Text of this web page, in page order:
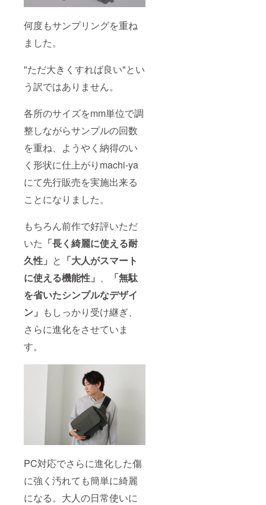
何度もサンプリングを重ね
ました。
"ただ大きくすれば良い"とい
う訳ではありません。
各所のサイズをmm単位で調
整しながらサンプルの回数
を重ね、ようやく納得のい
く形状に仕上がりmachi-ya
にて先行販売を実施出来る
ことになりました。
もちろん前作で好評いただ
いた 「長く綺麗に使える耐
久性」 と 「大人がスマート
に使える機能性」 、
「無駄
を省いたシンプルなデザイ
ン」 もしっかり受け継ぎ、
さらに進化をさせていま
す。
PC対応でさらに進化した傷
に強く汚れても簡単に綺麗
になる。大人の日常使いに